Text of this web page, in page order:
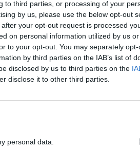
to third parties, or processing of your
by us, please use the below opt-out
your opt-out request is processed
on personal information utilized by us
to your opt-out. You may separately
by third parties on the IAB’s list of
disclosed by us to third parties on the
disclose it to other third parties.
personal data.
41,
Συλλήψεις σε
9 Αυγούστου 2026, 10:27